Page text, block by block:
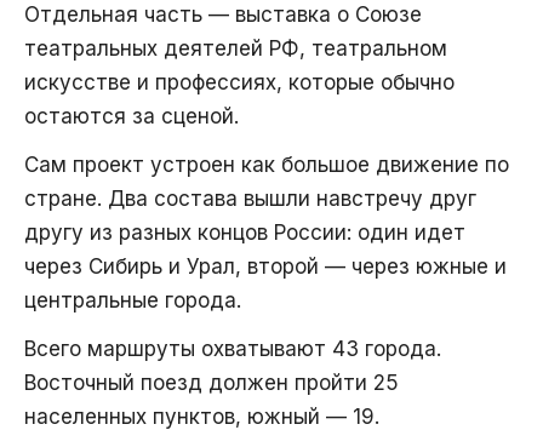
Отдельная часть — выставка о Союзе
театральных деятелей РФ, театральном
искусстве и профессиях, которые обычно
остаются за сценой.
Сам проект устроен как большое движение по
стране. Два состава вышли навстречу друг
другу из разных концов России: один идет
через Сибирь и Урал, второй — через южные и
центральные города.
Всего маршруты охватывают 43 города.
Восточный поезд должен пройти 25
населенных пунктов, южный — 19.